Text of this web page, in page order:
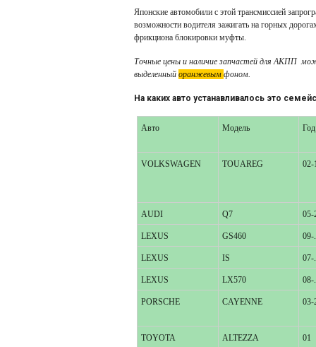
Японские автомобили с этой трансмиссией
возможности водителя зажигать на горных
фрикциона блокировки муфты.
Точные цены и наличие запчастей для АКПП
выделенный оранжевым фоном.
На каких авто устанавливалось это
Авто Модель
VOLKSWAGEN TOUAREG 02-
AUDI Q7 05-
LEXUS GS460 09-
LEXUS IS 07-
LEXUS LX570 08-
PORSCHE CAYENNE 03-
TOYOTA ALTEZZA 01